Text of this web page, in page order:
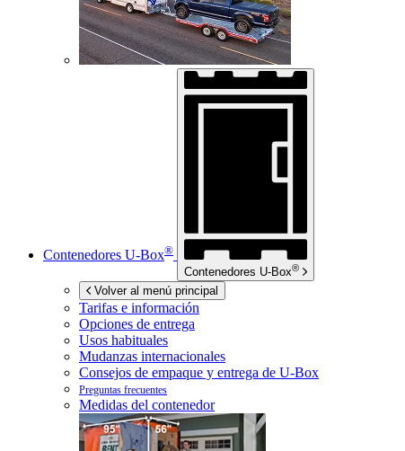
Contenedores U-Box®
Contenedores U-Box®
Volver al menú principal
Tarifas e información
Opciones de entrega
Usos habituales
Mudanzas internacionales
Consejos de empaque y entrega de U-Box
Preguntas frecuentes
Medidas del contenedor